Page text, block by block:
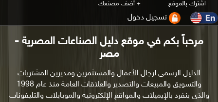
اشترك بالموقع
+ أضف مصنعك
تسجيل دخول
مرحباً بكم في موقع دليل الصناعات المصرية -
مصر
الدليل الرسمى لرجال الأعمال والمستثمرين ومديرين المشتريات
والتسويق والمبيعات والتصدير والعلاقات العامة منذ عام 1998
والذى ينفرد بالإيميلات والمواقع الإلكترونية والموبايلات والتليفونات